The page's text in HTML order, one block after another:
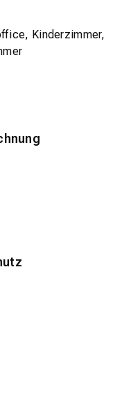
Kinderzimmer,